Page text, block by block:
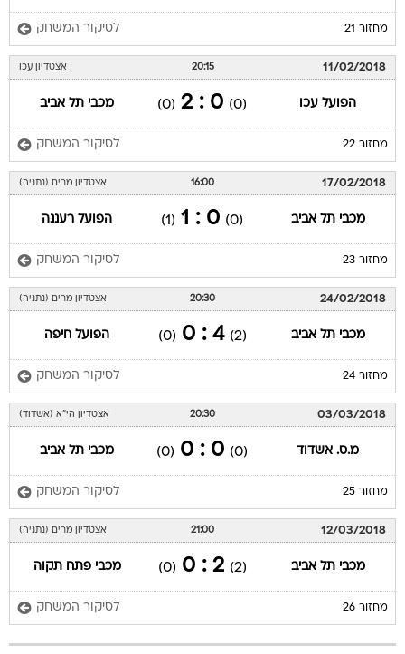
מחזור 21 לסיקור המשחק
11/02/2018
20:15 אצטדיון עכו
הפועל עכו (0)
0 : 2
(0) מכבי תל אביב
מחזור 22 לסיקור המשחק
17/02/2018
16:00 אצטדיון מרים (נתניה)
מכבי תל אביב (0)
0 : 1
(1) הפועל רעננה
מחזור 23 לסיקור המשחק
24/02/2018
20:30 אצטדיון מרים (נתניה)
מכבי תל אביב (2)
4 : 0
(0) הפועל חיפה
מחזור 24 לסיקור המשחק
03/03/2018
20:30 אצטדיון הי"א (אשדוד)
מ.ס. אשדוד (0)
0 : 0
(0) מכבי תל אביב
מחזור 25 לסיקור המשחק
12/03/2018
21:00 אצטדיון מרים (נתניה)
מכבי תל אביב (2)
2 : 0
(0) מכבי פתח תקוה
מחזור 26 לסיקור המשחק